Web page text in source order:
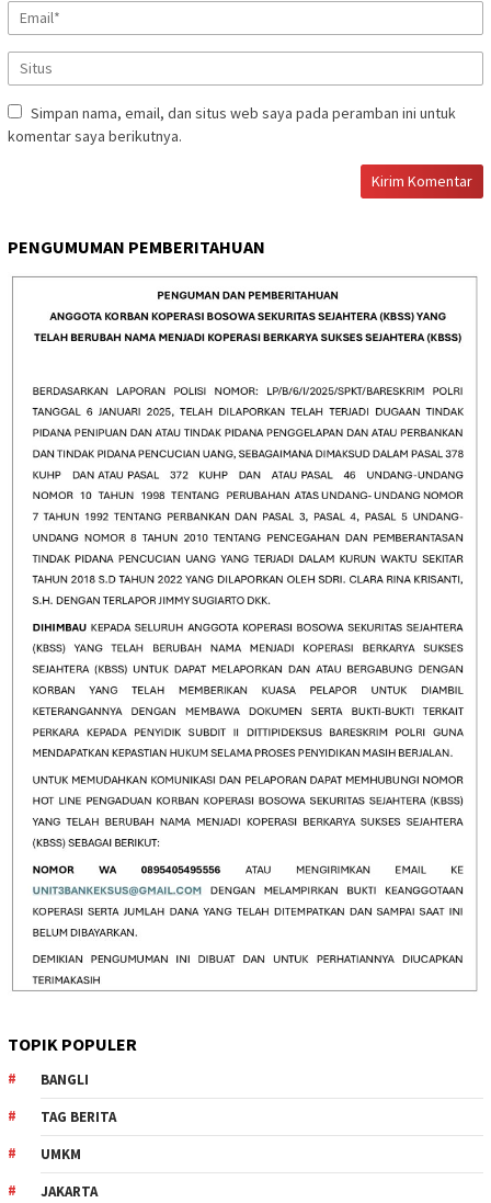
Simpan nama, email, dan situs web saya pada peramban ini untuk
komentar saya berikutnya.
PENGUMUMAN PEMBERITAHUAN
TOPIK POPULER
BANGLI
TAG BERITA
UMKM
JAKARTA